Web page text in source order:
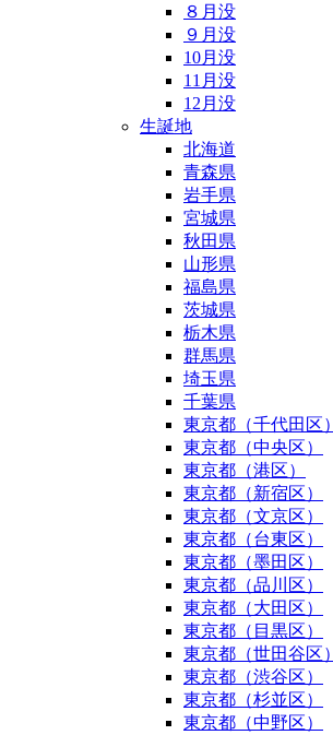
８月没
９月没
10月没
11月没
12月没
生誕地
北海道
青森県
岩手県
宮城県
秋田県
山形県
福島県
茨城県
栃木県
群馬県
埼玉県
千葉県
東京都（千代田区）
東京都（中央区）
東京都（港区）
東京都（新宿区）
東京都（文京区）
東京都（台東区）
東京都（墨田区）
東京都（品川区）
東京都（大田区）
東京都（目黒区）
東京都（世田谷区）
東京都（渋谷区）
東京都（杉並区）
東京都（中野区）